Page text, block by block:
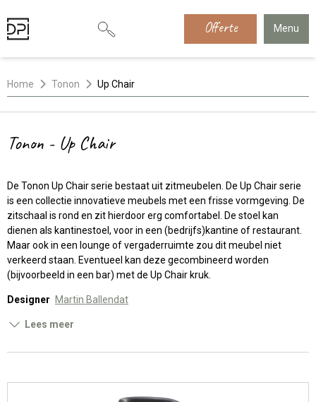
Offerte Menu
Home Tonon Up Chair
Tonon - Up Chair
De Tonon Up Chair serie bestaat uit zitmeubelen. De Up Chair serie
is een collectie innovatieve meubels met een frisse vormgeving. De
zitschaal is rond en zit hierdoor erg comfortabel. De stoel kan
dienen als kantinestoel, voor in een (bedrijfs)kantine of restaurant.
Maar ook in een lounge of vergaderruimte zou dit meubel niet
verkeerd staan. Eventueel kan deze gecombineerd worden
(bijvoorbeeld in een bar) met de Up Chair kruk.
Designer Martin Ballendat
Lees meer